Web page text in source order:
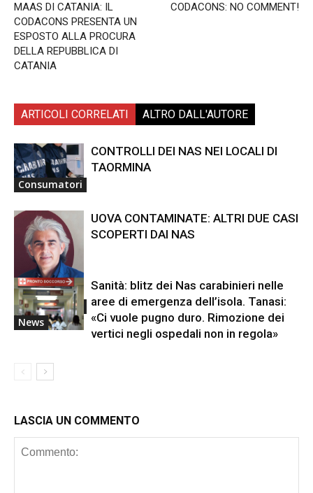
MAAS DI CATANIA: IL
CODACONS PRESENTA UN
ESPOSTO ALLA PROCURA
DELLA REPUBBLICA DI
CATANIA
CODACONS: NO COMMENT!
ARTICOLI CORRELATI ALTRO DALL'AUTORE
Consumatori
CONTROLLI DEI NAS NEI LOCALI DI
TAORMINA
Consumatori
UOVA CONTAMINATE: ALTRI DUE CASI
SCOPERTI DAI NAS
News
Sanità: blitz dei Nas carabinieri nelle
aree di emergenza dell’isola. Tanasi:
«Ci vuole pugno duro. Rimozione dei
vertici negli ospedali non in regola»
LASCIA UN COMMENTO